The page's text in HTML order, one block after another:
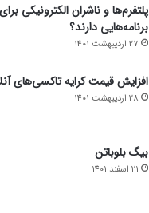
پلتفرم‌ها و ناشران الکترونیکی
برنامه‌هایی دارند؟
27 اردیبهشت 1401
افزایش قیمت کرایه تاکسی‌های
28 اردیبهشت 1401
بیگ بلوباتن
21 اسفند 1401